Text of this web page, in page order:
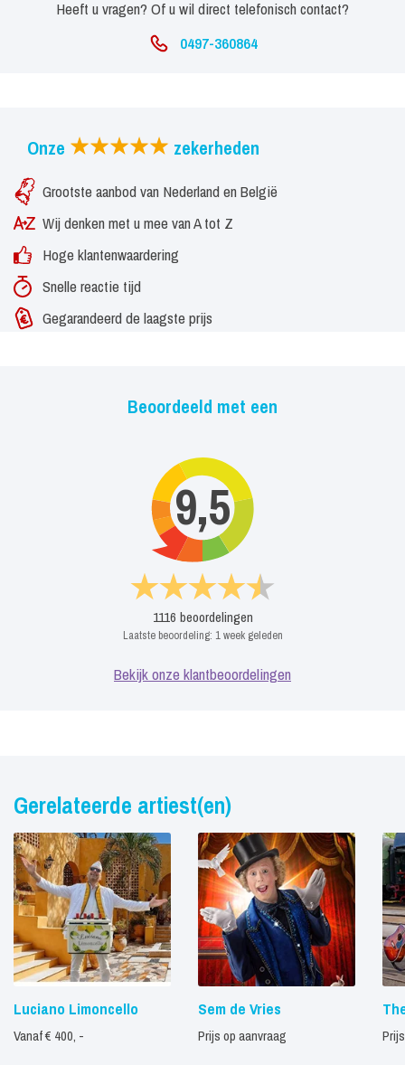
Heeft u vragen? Of u wil direct telefonisch contact?
0497-360864
Onze zekerheden
Grootste aanbod van Nederland en België
Wij denken met u mee van A tot Z
Hoge klantenwaardering
Snelle reactie tijd
Gegarandeerd de laagste prijs
Beoordeeld met een
9,5
1116 beoordelingen
Laatste beoordeling: 1 week geleden
Bekijk onze klantbeoordelingen
Gerelateerde artiest(en)
Luciano Limoncello
Vanaf € 400, -
Sem de Vries
Prijs op aanvraag